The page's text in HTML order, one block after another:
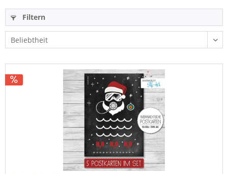
Filtern